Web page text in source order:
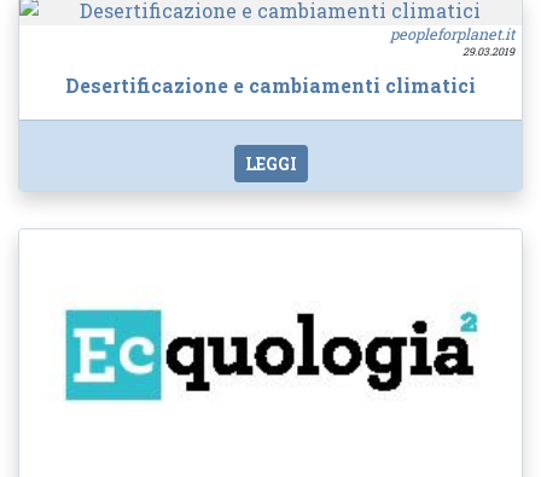
peopleforplanet.it
29.03.2019
Desertificazione e cambiamenti climatici
LEGGI